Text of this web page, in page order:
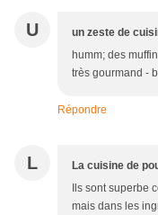
U un zeste de
humm; des
très gourmand -
Répondre
L La cuisine de
Ils sont superbe
mais dans les